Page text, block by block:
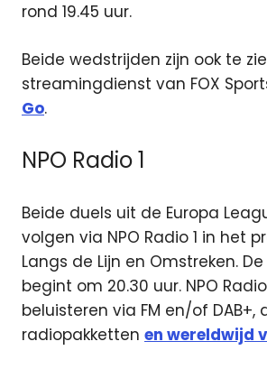
rond 19.45 uur.
Beide wedstrijden zijn ook te
streamingdienst van FOX
Go.
NPO Radio 1
Beide duels uit de Europa
volgen via NPO Radio 1 in het
Langs de Lijn en Omstreken.
begint om 20.30 uur. NPO
beluisteren via FM en/of
radiopakketten en wereldwijd